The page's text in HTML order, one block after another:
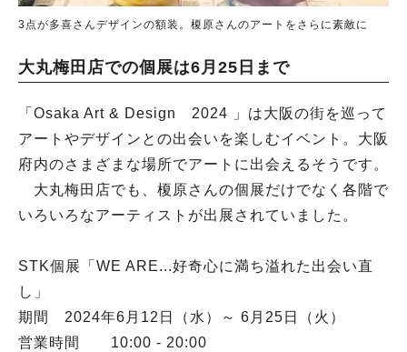
3点が多喜さんデザインの額装。榎原さんのアートをさらに素敵に
大丸梅田店での個展は6月25日まで
「Osaka Art & Design 2024 」は大阪の街を巡って
アートやデザインとの出会いを楽しむイベント。大阪
府内のさまざまな場所でアートに出会えるそうです。
大丸梅田店でも、榎原さんの個展だけでなく各階で
いろいろなアーティストが出展されていました。
STK個展「WE ARE...好奇心に満ち溢れた出会い直
し」
期間 2024年6月12日（水）～ 6月25日（火）
営業時間 10:00 - 20:00